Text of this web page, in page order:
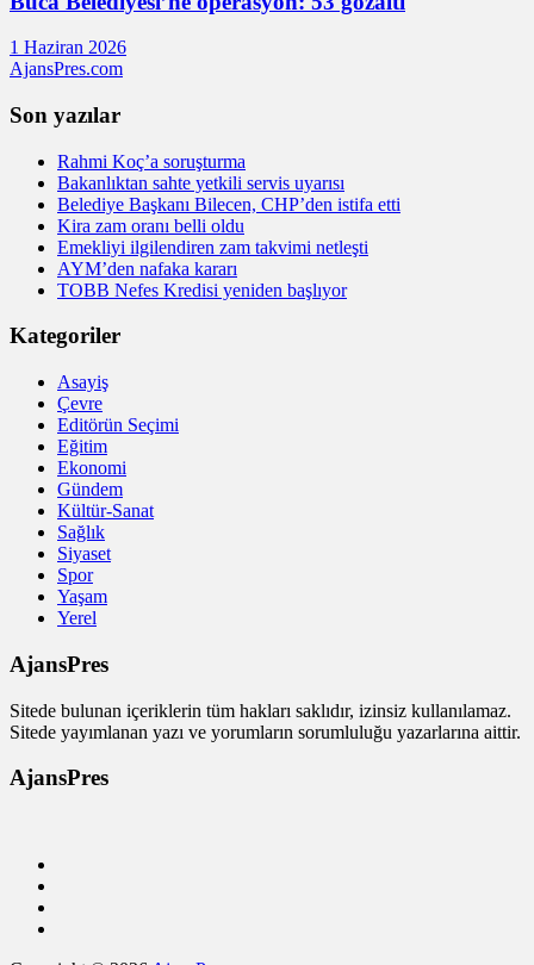
1 Haziran 2026
AjansPres.com
Son yazılar
Rahmi Koç’a soruşturma
Bakanlıktan sahte yetkili servis uyarısı
Belediye Başkanı Bilecen, CHP’den istifa etti
Kira zam oranı belli oldu
Emekliyi ilgilendiren zam takvimi netleşti
AYM’den nafaka kararı
TOBB Nefes Kredisi yeniden başlıyor
Kategoriler
Asayiş
Çevre
Editörün Seçimi
Eğitim
Ekonomi
Gündem
Kültür-Sanat
Sağlık
Siyaset
Spor
Yaşam
Yerel
AjansPres
Sitede bulunan içeriklerin tüm hakları saklıdır, izinsiz kullanılamaz.
Sitede yayımlanan yazı ve yorumların sorumluluğu yazarlarına aittir.
AjansPres